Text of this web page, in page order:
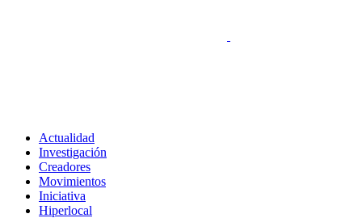
Actualidad
Investigación
Creadores
Movimientos
Iniciativa
Hiperlocal